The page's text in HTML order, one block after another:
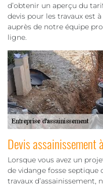
d’obtenir un aperçu du
devis pour les travaux est
auprès de notre équipe
ligne.
Devis assainissement
Lorsque vous avez un
de vidange fosse septique
travaux d’assainissement,